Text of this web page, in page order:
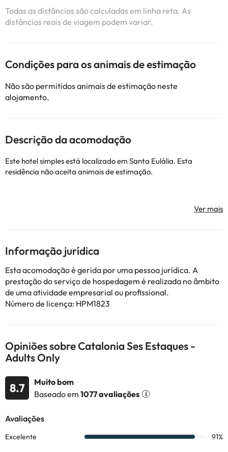
Todas as distâncias são calculadas em linha reta. As
distâncias reais de viagem podem variar.
Condições para os animais de estimação
Não são permitidos animais de estimação neste
alojamento.
Descrição da acomodação
Este hotel simples está localizado em Santa Eulália. Esta
residência não aceita animais de estimação.
Alguns dos serviços detalhados podem ser pagos. Você pode
verificar suas taxas diretamente no estabelecimento. Esta
Alguns dos serviços indicados podem ter custos adicionais. Pode
Todas as informações desta página estão sujeitas a alterações
por parte do alojamento. Se tiver alguma dúvida, contacte-nos.
Informação jurídica
Esta acomodação é gerida por uma pessoa jurídica. A
prestação do serviço de hospedagem é realizada no âmbito
de uma atividade empresarial ou profissional.
Número de licença: HPM1823
Opiniões sobre Catalonia Ses Estaques -
Adults Only
8.7
Muito bom
Baseado em 1077 avaliações